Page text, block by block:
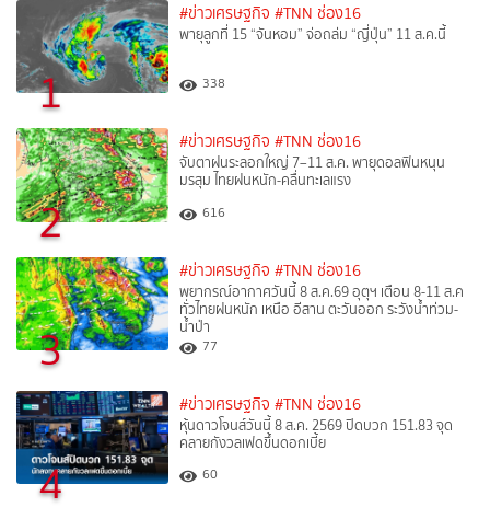
1
#ข่าวเศรษฐกิจ #TNN ช่อง16
พายุลูกที่ 15 “จันหอม” จ่อถล่ม “ญี่ปุ่น” 11 ส.ค.นี้
338
2
#ข่าวเศรษฐกิจ #TNN ช่อง16
จับตาฝนระลอกใหญ่ 7–11 ส.ค. พายุดอลฟินหนุน
มรสุม ไทยฝนหนัก-คลื่นทะเลแรง
616
3
#ข่าวเศรษฐกิจ #TNN ช่อง16
พยากรณ์อากาศวันนี้ 8 ส.ค.69 อุตุฯ เตือน 8-11 ส.ค
ทั่วไทยฝนหนัก เหนือ อีสาน ตะวันออก ระวังน้ำท่วม-
น้ำป่า
77
4
#ข่าวเศรษฐกิจ #TNN ช่อง16
หุ้นดาวโจนส์วันนี้ 8 ส.ค. 2569 ปิดบวก 151.83 จุด
คลายกังวลเฟดขึ้นดอกเบี้ย
60